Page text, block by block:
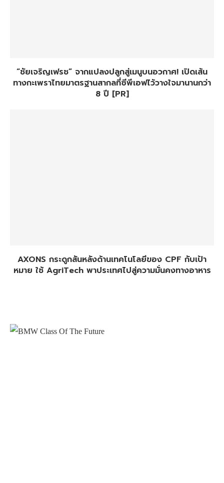
“ชัยเจริญเฟรช” จากแปลงปลูกสู่เมนูบนอวกาศ! เปิดเส้น
ทางกะเพราไทยมาตรฐานสากลที่ซีพีเอฟไว้วางใจมานานกว่า
8 ปี [PR]
AXONS กระดูกสันหลังด้านเทคโนโลยีของ CPF กับเป้า
หมาย ใช้ AgriTech พาประเทศไปสู่ความมั่นคงทางอาหาร